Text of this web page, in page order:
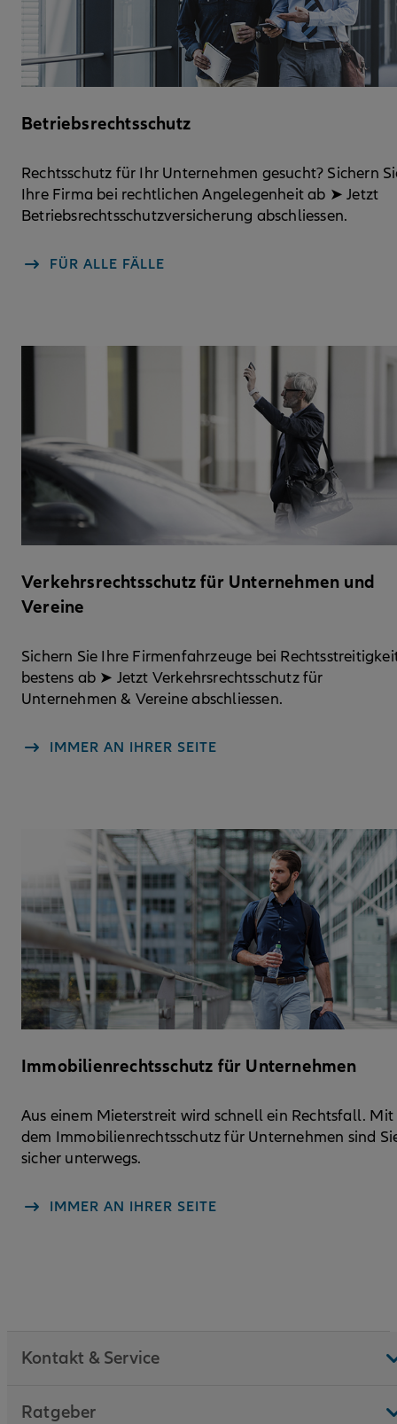
Betriebsrechtsschutz
Rechtsschutz für Ihr Unternehmen gesucht? Sichern
Ihre Firma bei rechtlichen Angelegenheit ab ➤ Jetzt
Betriebsrechtsschutzversicherung abschliessen.
FÜR ALLE FÄLLE
Verkehrsrechtsschutz für Unternehmen und
Vereine
Sichern Sie Ihre Firmenfahrzeuge bei
bestens ab ➤ Jetzt Verkehrsrechtsschutz für
Unternehmen & Vereine abschliessen.
IMMER AN IHRER SEITE
Immobilienrechtsschutz für Unternehmen
Aus einem Mieterstreit wird schnell ein Rechtsfall. Mit
dem Immobilienrechtsschutz für Unternehmen sind
sicher unterwegs.
IMMER AN IHRER SEITE
Kontakt & Service
Ratgeber